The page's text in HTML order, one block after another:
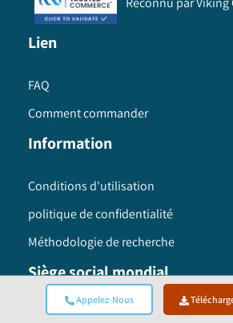
Appelez-Nous
Lien
FAQ
Comment commander
Information
Conditions d'utilisation
politique de confidentialité
Méthodologie de recherche
Siège social mondial
Global Market Insights Inc. 4 North